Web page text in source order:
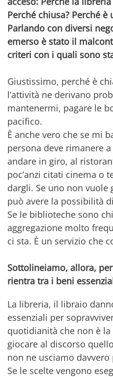
Perché chiusa? Perché è
Parlando con diversi
emerso è stato il
criteri con i quali sono
Giustissimo, perché è
l’attività ne derivano
mantenermi, pagare le
pacifico.
È anche vero che se mi
persona deve rimanere
andare in giro, al
poc’anzi citati cinema o
dargli. Se uno non vuole
può avere la possibilità
Se le biblioteche sono
aggregazione molto
ci sta. È un servizio che
Sottolineiamo, allora,
rientra tra i beni
La libreria, il libraio
essenziali per
quotidianità che non è
giocare al discorso
non ne usciamo davvero
Se le scelte vengono